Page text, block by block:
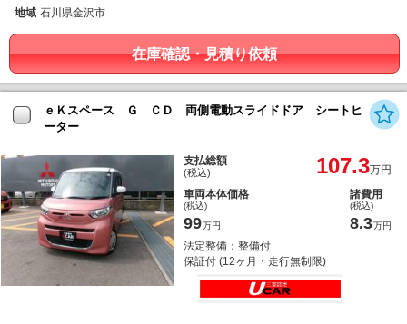
地域 石川県金沢市
在庫確認・見積り依頼
ｅＫスペース Ｇ ＣＤ 両側電動スライドドア シートヒ
ーター
支払総額
(税込) 107.3万円
車両本体価格
(税込)
99万円
諸費用
(税込)
8.3万円
法定整備：整備付
保証付 (12ヶ月・走行無制限)